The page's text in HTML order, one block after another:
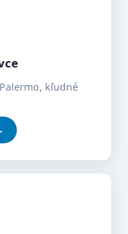
kľudné